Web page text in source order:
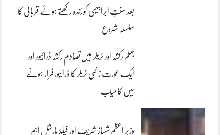
بعد سنتِ ابراہیمی کو زندہ رکھتے ہوئے قربانی کا
سلسلہ شروع
جہلم رکشہ اور ٹریلر میں تصادم رکشہ ڈرائیور اور
ایک عورت زخمی ٹریلر کا ڈرائیور فرار ہونے
میں کامیاب
وزیر اعظم شہباز شریف اور فیلڈ مارشل اہم